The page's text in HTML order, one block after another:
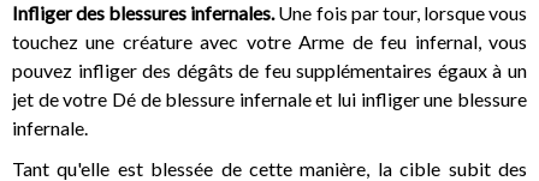
Infliger des blessures infernales.Une fois par tour, lorsque vous
touchez une créature avec votre Arme de feu infernal, vous
pouvez infliger des dégâts de feu supplémentaires égaux à un
jet de votre Dé de blessure infernale et lui infliger une blessure
infernale.
Tant qu'elle est blessée de cette manière, la cible subit des